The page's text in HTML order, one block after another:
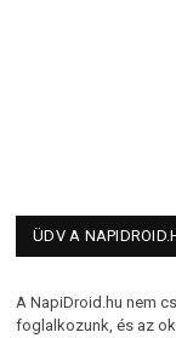
ÜDV A
A NapiDroid.hu nem
foglalkozunk, és az